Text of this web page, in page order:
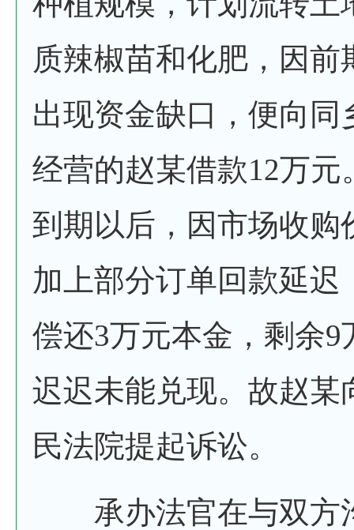
质辣椒苗和化肥，因前
出现资金缺口，便向同
经营的赵某借款12万元
到期以后，因市场收购
加上部分订单回款延迟
偿还3万元本金，剩余9
迟迟未能兑现。故赵某
民法院提起诉讼。
承办法官在与双方